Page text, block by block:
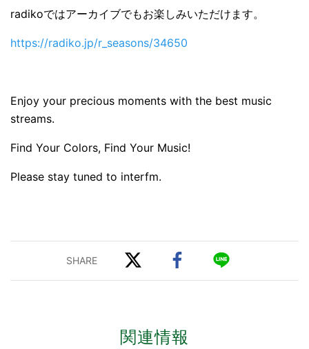
radikoではアーカイブでもお楽しみいただけます。
https://radiko.jp/r_seasons/34650
Enjoy your precious moments with the best music
streams.
Find Your Colors, Find Your Music!
Please stay tuned to interfm.
関連情報